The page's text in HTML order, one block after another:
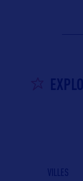
VILLES